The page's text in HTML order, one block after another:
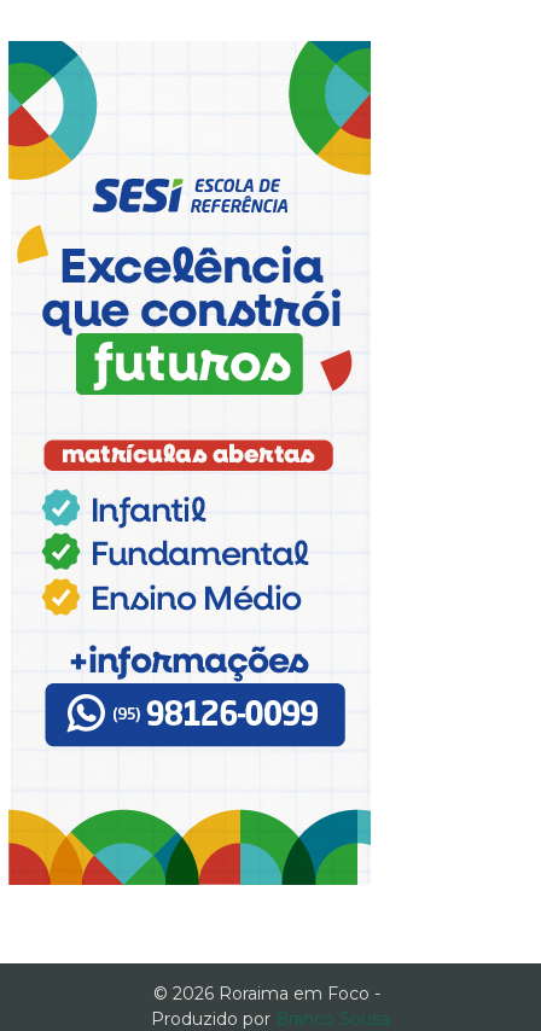
© 2026 Roraima em Foco -
Produzido por Branco Sousa